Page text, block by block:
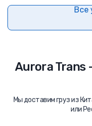
Все
Aurora Trans
Мы доставим груз из
или